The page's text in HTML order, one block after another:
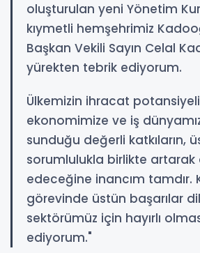
oluşturulan yeni Yönetim
kıymetli hemşehrimiz
Başkan Vekili Sayın Celal
yürekten tebrik ediyorum.
Ülkemizin ihracat
ekonomimize ve iş
sunduğu değerli katkıların,
sorumlulukla birlikte
edeceğine inancım tamdır.
görevinde üstün başarılar
sektörümüz için hayırlı
ediyorum."